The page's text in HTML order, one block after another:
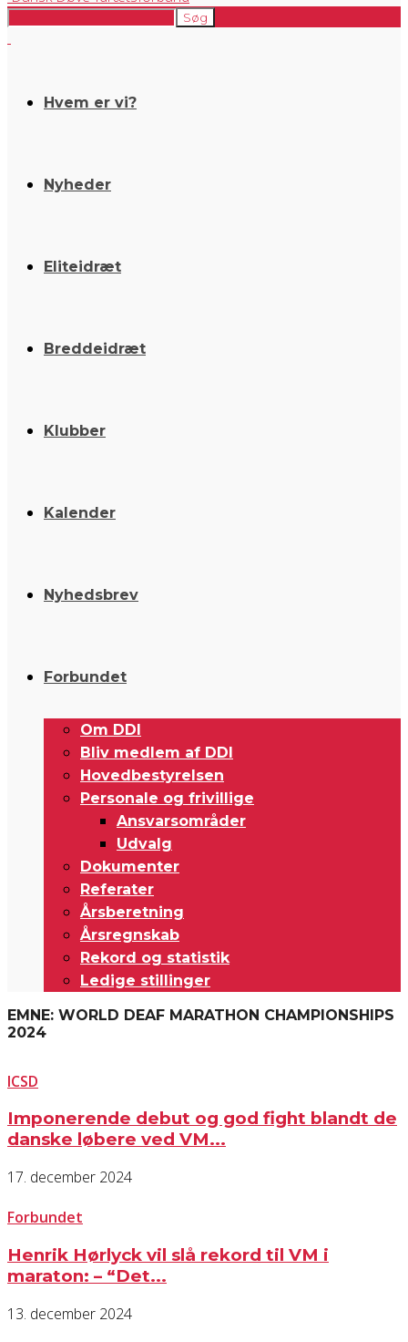
Hvem er vi?
Nyheder
Eliteidræt
Breddeidræt
Klubber
Kalender
Nyhedsbrev
Forbundet
Om DDI
Bliv medlem af DDI
Hovedbestyrelsen
Personale og frivillige
Ansvarsområder
Udvalg
Dokumenter
Referater
Årsberetning
Årsregnskab
Rekord og statistik
Ledige stillinger
EMNE: WORLD DEAF MARATHON CHAMPIONSHIPS
2024
ICSD
Imponerende debut og god fight blandt de
danske løbere ved VM...
17. december 2024
Forbundet
Henrik Hørlyck vil slå rekord til VM i
maraton: – “Det...
13. december 2024